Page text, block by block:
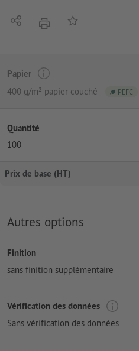
PartagerimprimerAjouter à liste
Papier
400 g/m² papier couché
PEFC
Quantité
100
Prix de base (HT)
Autres options
Finition
sans finition supplémentaire
Vérification des données
Sans vérification des données